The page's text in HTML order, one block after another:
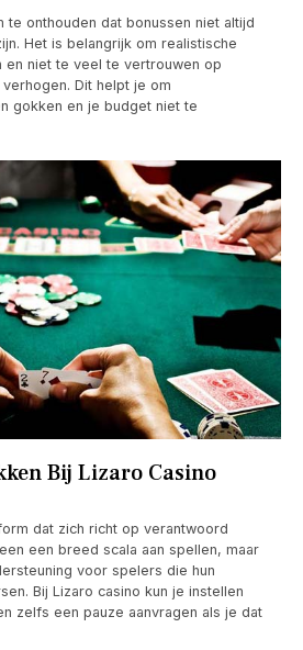
te onthouden dat bonussen niet altijd
Het is belangrijk om realistische
en niet te veel te vertrouwen op
Dit helpt je om
gokken en je budget niet te
Bij Lizaro Casino
dat zich richt op verantwoord
een breed scala aan spellen, maar
voor spelers die hun
Bij Lizaro casino kun je instellen
zelfs een pauze aanvragen als je dat